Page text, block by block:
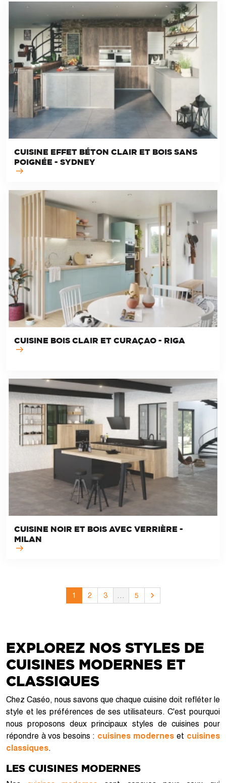
CUISINE EFFET BÉTON CLAIR ET BOIS SANS
POIGNÉE - SYDNEY
CUISINE BOIS CLAIR ET CURAÇAO - RIGA
CUISINE NOIR ET BOIS AVEC VERRIÈRE -
MILAN
1 2 3 5 
EXPLOREZ NOS STYLES DE
CUISINES MODERNES ET
CLASSIQUES
Chez Caséo, nous savons que chaque cuisine doit refléter le
style et les préférences de ses utilisateurs. C'est pourquoi
nous proposons deux principaux styles de cuisines pour
répondre à vos besoins : cuisines modernes et cuisines
classiques.
LES CUISINES MODERNES